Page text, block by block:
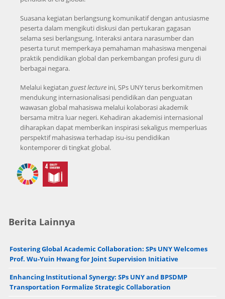
Suasana kegiatan berlangsung komunikatif dengan antusiasme
peserta dalam mengikuti diskusi dan pertukaran gagasan
selama sesi berlangsung. Interaksi antara narasumber dan
peserta turut memperkaya pemahaman mahasiswa mengenai
praktik pendidikan global dan perkembangan profesi guru di
berbagai negara.
Melalui kegiatan guest lecture ini, SPs UNY terus berkomitmen
mendukung internasionalisasi pendidikan dan penguatan
wawasan global mahasiswa melalui kolaborasi akademik
bersama mitra luar negeri. Kehadiran akademisi internasional
diharapkan dapat memberikan inspirasi sekaligus memperluas
perspektif mahasiswa terhadap isu-isu pendidikan
kontemporer di tingkat global.
Berita Lainnya
Fostering Global Academic Collaboration: SPs UNY Welcomes
Prof. Wu-Yuin Hwang for Joint Supervision Initiative
Enhancing Institutional Synergy: SPs UNY and BPSDMP
Transportation Formalize Strategic Collaboration